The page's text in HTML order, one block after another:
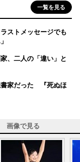
一覧を見る
ストメッセージでも
、二人の「違い」と
書家だった 『死ぬほ
画像で見る